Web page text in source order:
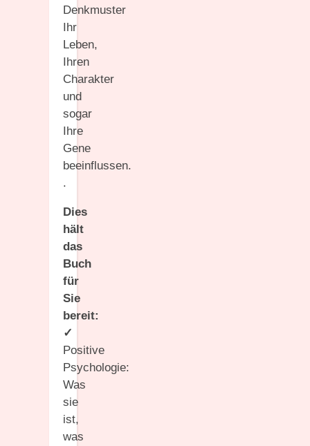
Denkmuster
Ihr
Leben,
Ihren
Charakter
und
sogar
Ihre
Gene
beeinflussen.
.
Dies
hält
das
Buch
für
Sie
bereit:
✓
Positive
Psychologie:
Was
sie
ist,
was